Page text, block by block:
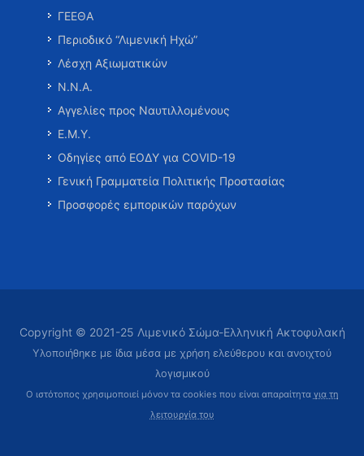
ΓΕΕΘΑ
Περιοδικό “Λιμενική Ηχώ”
Λέσχη Αξιωματικών
Ν.Ν.Α.
Αγγελίες προς Ναυτιλλομένους
Ε.Μ.Υ.
Οδηγίες από ΕΟΔΥ για COVID-19
Γενική Γραμματεία Πολιτικής Προστασίας
Προσφορές εμπορικών παρόχων
Copyright © 2021-25 Λιμενικό Σώμα-Ελληνική Ακτοφυλακή
Υλοποιήθηκε με ίδια μέσα με χρήση ελεύθερου και ανοιχτού
λογισμικού
Ο ιστότοπος χρησιμοποιεί μόνον τα cookies που είναι απαραίτητα για τη
λειτουργία του